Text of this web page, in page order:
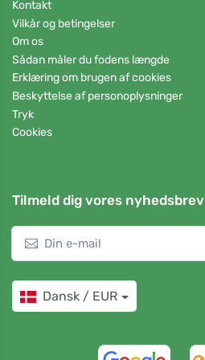
Kontakt
Vilkår og betingelser
Om os
Sådan måler du fodens længde
Erklæring om brugen af cookies
Beskyttelse af personoplysninger
Tryk
Cookies
Tilmeld dig vores nyhedsbrev
Dansk / EUR